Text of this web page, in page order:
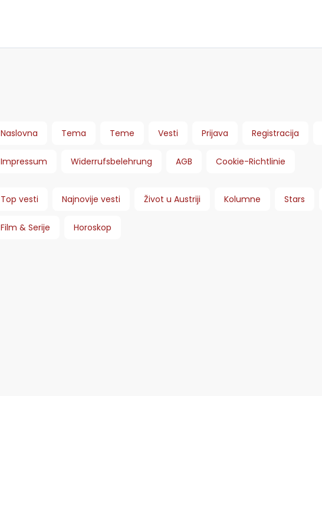
Naslovna Tema Teme Vesti Prijava Registracija
Impressum Widerrufsbelehrung AGB Cookie-Richtlinie
Top vesti Najnovije vesti Život u Austriji Kolumne Stars
Film & Serije Horoskop